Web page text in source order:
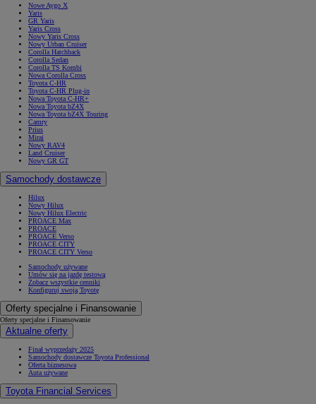
Nowe Aygo X
Yaris
GR Yaris
Yaris Cross
Nowy Yaris Cross
Nowy Urban Cruiser
Corolla Hatchback
Corolla Sedan
Corolla TS Kombi
Nowa Corolla Cross
Toyota C-HR
Toyota C-HR Plug-in
Nowa Toyota C-HR+
Nowa Toyota bZ4X
Nowa Toyota bZ4X Touring
Camry
Prius
Mirai
Nowy RAV4
Land Cruiser
Nowy GR GT
Samochody dostawcze
Hilux
Nowy Hilux
Nowy Hilux Electric
PROACE Max
PROACE
PROACE Verso
PROACE CITY
PROACE CITY Verso
Samochody używane
Umów się na jazdę testową
Zobacz wszystkie cenniki
Konfiguruj swoją Toyotę
Oferty specjalne i Finansowanie
Oferty specjalne i Finansowanie
Aktualne oferty
Finał wyprzedaży 2025
Samochody dostawcze Toyota Professional
Oferta biznesowa
Auta używane
Toyota Financial Services